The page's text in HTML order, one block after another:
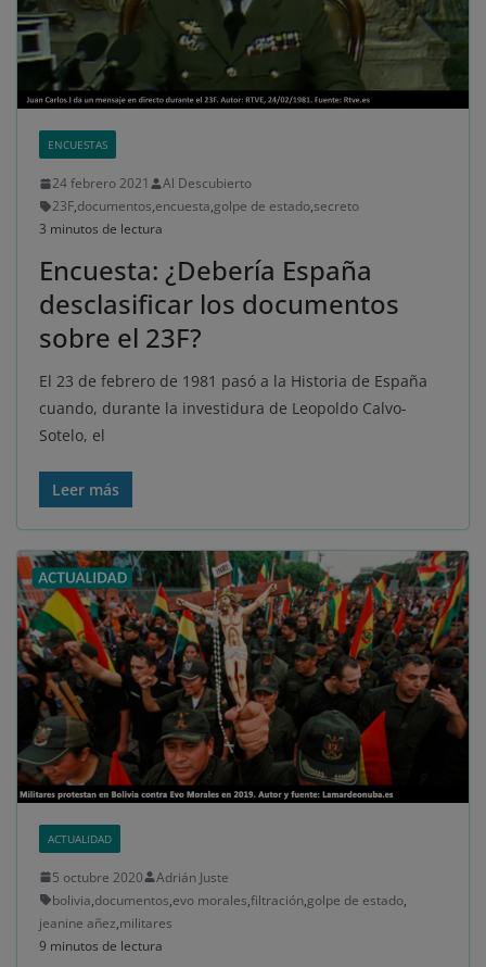
ENCUESTAS
24 febrero 2021
Al Descubierto
23F,documentos,encuesta,golpe de estado,secreto
3 minutos de lectura
Encuesta: ¿Debería España
desclasificar los documentos
sobre el 23F?
El 23 de febrero de 1981 pasó a la Historia de España
cuando, durante la investidura de Leopoldo Calvo-
Sotelo, el
Leer más
ACTUALIDAD
5 octubre 2020
Adrián Juste
bolivia,documentos,evo morales,filtración,golpe de estado,
jeanine añez,militares
9 minutos de lectura